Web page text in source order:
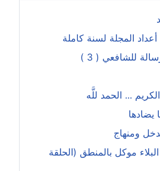
المجلة لسنة كاملة
للشافعي ( 3 )
... الحمد للَّه
يضادها
ومنهاج
موكل بالمنطق (الحلقة